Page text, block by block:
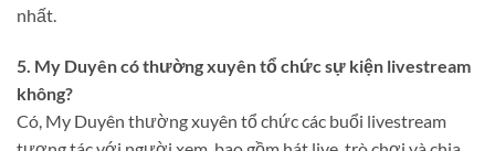
nhất.
5. My Duyên có thường xuyên tổ chức sự kiện livestream
không?
Có, My Duyên thường xuyên tổ chức các buổi livestream